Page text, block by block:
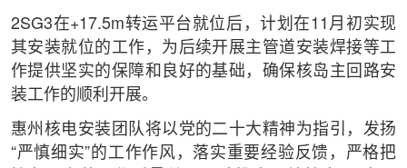
2SG3在+17.5m转运平台就位后，计划在11月初实现
其安装就位的工作，为后续开展主管道安装焊接等工
作提供坚实的保障和良好的基础，确保核岛主回路安
装工作的顺利开展。
惠州核电安装团队将以党的二十大精神为指引，发扬
“严慎细实”的工作作风，落实重要经验反馈，严格把